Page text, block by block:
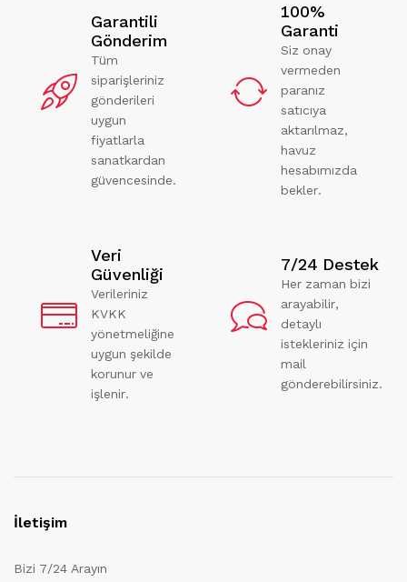
Garantili
Gönderim
Tüm
siparişleriniz
gönderileri
uygun
fiyatlarla
sanatkardan
güvencesinde.
100%
Garanti
Siz onay
vermeden
paranız
satıcıya
aktarılmaz,
havuz
hesabımızda
bekler.
Veri
Güvenliği
Verileriniz
KVKK
yönetmeliğine
uygun şekilde
korunur ve
işlenir.
7/24 Destek
Her zaman bizi
arayabilir,
detaylı
istekleriniz için
mail
gönderebilirsiniz.
İletişim
Bizi 7/24 Arayın